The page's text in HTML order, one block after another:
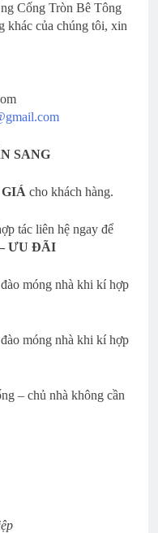
Cống Tròn Bê Tông
khác của chúng tôi, xin
SANG
cho khách hàng.
tác liên hệ ngay để
ƯU ĐÃI
móng nhà khi kí hợp
móng nhà khi kí hợp
– chủ nhà không cần